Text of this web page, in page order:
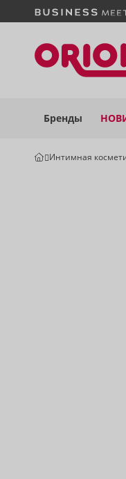
Бренды
Интимная